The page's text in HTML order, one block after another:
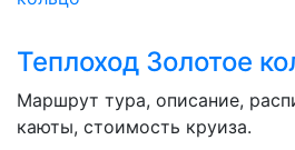
Теплоход Золотое
Маршрут тура, описание,
каюты, стоимость круиза.